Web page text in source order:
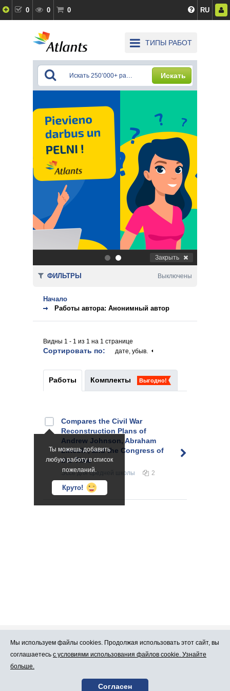
0 0 0 RU
ТИПЫ РАБОТ
Искать
. Закрыть
Начало
Работы автора: Анонимный автор
Видны 1 - 1 из 1 на 1 странице
Сортировать по: дате, убыв.
Работы Комплекты Выгодно!
Ты можешь добавить
любую работу в список
пожеланий.
Круто!
Compares the Civil War
Reconstruction Plans of
Andrew Johnson, Abraham
Lincoln, and the Congress of
the Time
Эсседля средней школы 2
ФИЛЬТРЫ Выключены
Про Atlants.lv Реклама
Контакты
Условия
пользования
Мы используем файлы cookies. Продолжая использовать этот сайт, вы
соглашаетесь с условиями использования файлов cookie. Узнайте
больше.
Согласен